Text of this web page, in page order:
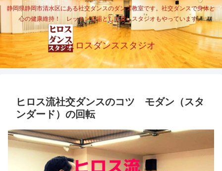
静岡県静岡市清水区にある社交ダンスのダンス教室です。社交ダンスで身体と
心の健康維持！ レッスン会場として貸しスタジオもやっています。
ヒロスダンススタジオ
ヒロス流社交ダンスのコツ モダン（スタ
ンダード）の回転